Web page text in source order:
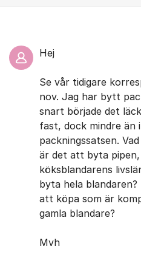
Hej
Se vår tidigare
nov. Jag har bytt
snart började det
fast, dock mindre än
packningssatsen.
är det att byta
köksblandarens
byta hela
att köpa som är
gamla blandare?
Mvh